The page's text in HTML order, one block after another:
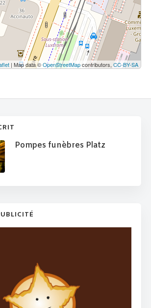
| Map data ©OpenStreetMapcontributors, CC-BY-SA
Pompes funèbres Platz